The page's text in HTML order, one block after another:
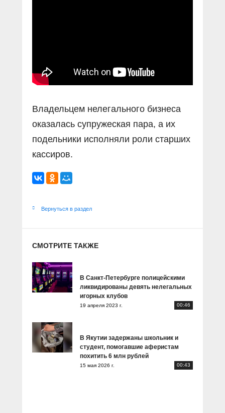
Владельцем нелегального бизнеса
оказалась супружеская пара, а их
подельники исполняли роли старших
кассиров.
Вернуться в раздел
СМОТРИТЕ ТАКЖЕ
В Санкт-Петербурге полицейскими
ликвидированы девять нелегальных
игорных клубов
19 апреля 2023 г. 00:46
В Якутии задержаны школьник и
студент, помогавшие аферистам
похитить 6 млн рублей
15 мая 2026 г. 00:43